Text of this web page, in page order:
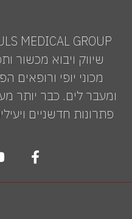
שיווק ויבוא מכשור
מכוני יופי
ומעבר לים. כבר יותר
פתרונות חדשניים